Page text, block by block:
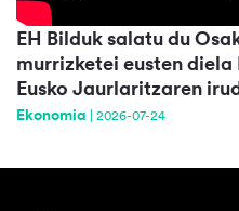
EH Bilduk salatu du
murrizketei eusten
Eusko Jaurlaritzaren
Ekonomia 2026-07-24